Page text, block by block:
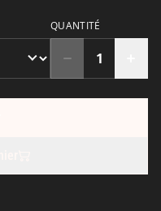
QUANTITÉ